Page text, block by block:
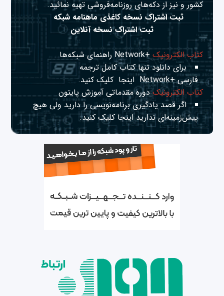
کشور و نیز از دکه‌های روزنامه‌فروشی تهیه نمائید.
ثبت اشتراک نسخه کاغذی ماهنامه شبکه
ثبت اشتراک نسخه آنلاین
کتاب الکترونیک+Network راهنمای شبکه‌ها
برای دانلود تنها کتاب کامل ترجمه
فارسی +Network
اینجا کلیک کنید.
کتاب الکترونیکدوره مقدماتی آموزش پایتون
اگر قصد یادگیری برنامه‌نویسی را دارید ولی هیچ
پیش‌زمینه‌ای نداریداینجا کلیک کنید.